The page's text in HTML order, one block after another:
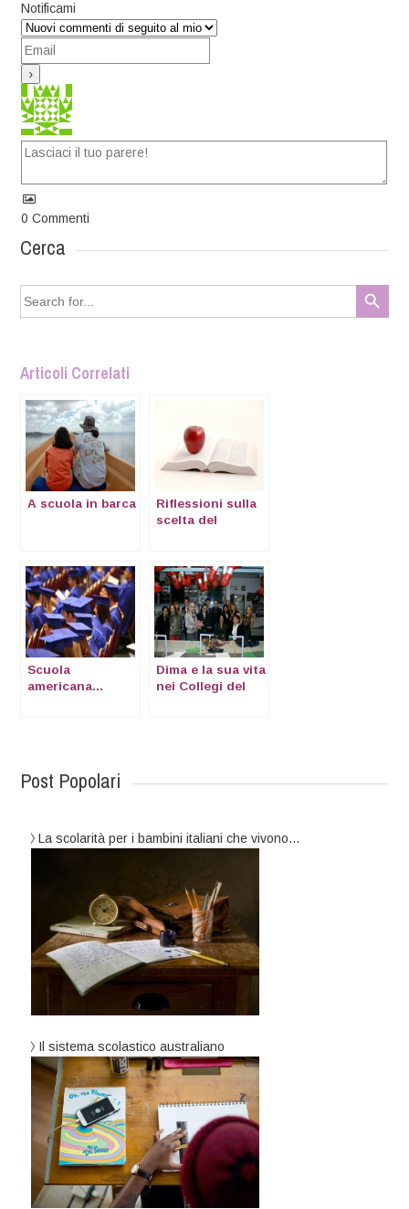
Notificami
0 Commenti
Cerca
Search
for:
Search Button
Articoli Correlati
A scuola in barca
Riflessioni sulla
scelta del
Scuola
americana…
Dima e la sua vita
nei Collegi del
Post Popolari
La scolarità per i bambini italiani che vivono…
Il sistema scolastico australiano